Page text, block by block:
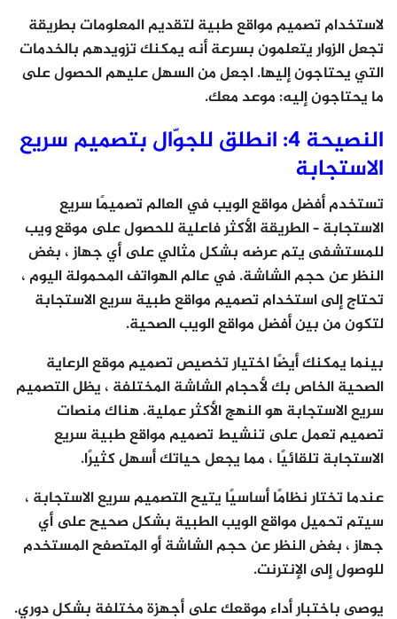
لاستخدام تصميم مواقع طبية لتقديم المعلومات بطريقة
تجعل الزوار يتعلمون بسرعة أنه يمكنك تزويدهم بالخدمات
التي يحتاجون إليها. اجعل من السهل عليهم الحصول على
ما يحتاجون إليه: موعد معك.
النصيحة 4: انطلق للجوّال بتصميم سريع
الاستجابة
تستخدم أفضل مواقع الويب في العالم تصميمًا سريع
الاستجابة – الطريقة الأكثر فاعلية للحصول على موقع ويب
للمستشفى يتم عرضه بشكل مثالي على أي جهاز ، بغض
النظر عن حجم الشاشة. في عالم الهواتف المحمولة اليوم ،
تحتاج إلى استخدام تصميم مواقع طبية سريع الاستجابة
لتكون من بين أفضل مواقع الويب الصحية.
بينما يمكنك أيضًا اختيار تخصيص تصميم موقع الرعاية
الصحية الخاص بك لأحجام الشاشة المختلفة ، يظل التصميم
سريع الاستجابة هو النهج الأكثر عملية. هناك منصات
تصميم تعمل على تنشيط تصميم مواقع طبية سريع
الاستجابة تلقائيًا ، مما يجعل حياتك أسهل كثيرًا.
عندما تختار نظامًا أساسيًا يتيح التصميم سريع الاستجابة ،
سيتم تحميل مواقع الويب الطبية بشكل صحيح على أي
جهاز ، بغض النظر عن حجم الشاشة أو المتصفح المستخدم
للوصول إلى الإنترنت.
يوصى باختبار أداء موقعك على أجهزة مختلفة بشكل دوري.